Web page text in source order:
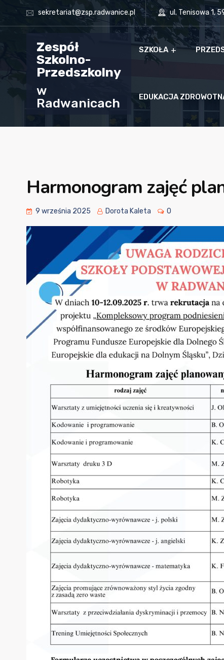
sekretariat@zsp.radwanice.pl ul. Tenisowa 1,
Zespół
Szkolno-
Przedszkolny
w
Radwanicach
SZKOŁA
EDUKACJA
Harmonogram zajęć
9 września 2025 Dorota Kaleta 0